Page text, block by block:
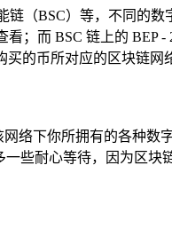
链（BSC）等，不同的
；而 BSC 链上的 BEP
的币所对应的区块链网
络下你所拥有的各种数
些耐心等待，因为区